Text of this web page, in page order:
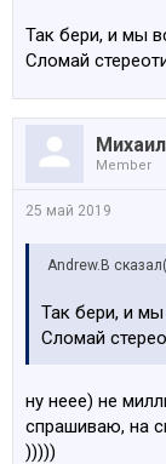
Так бери, и мы
Сломай
Member
25 май 2019
Andrew.B
Так бери, и
Сломай
ну неее) не
спрашиваю, на
)))))